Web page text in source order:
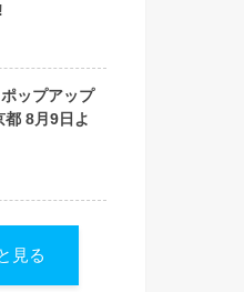
ップアップ
8月9日よ
見る